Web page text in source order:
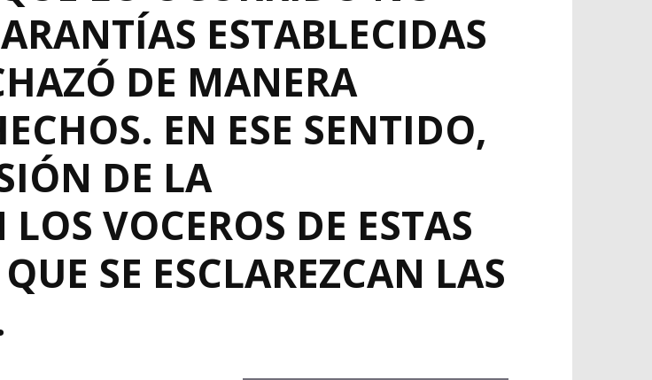
ESTABLECIDAS
DE MANERA
EN ESE SENTIDO,
DE LA
VOCEROS DE ESTAS
SE ESCLAREZCAN LAS